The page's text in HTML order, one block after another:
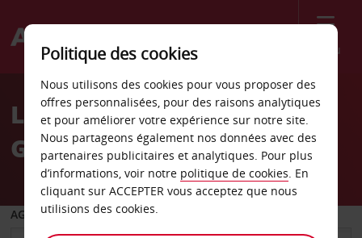
Menu
Welcome
AvisLocation de voiture
Geesthacht
AGENCE DE DÉPART
Politique des cookies
Nous utilisons des cookies pour vous proposer des
offres personnalisées, pour des raisons analytiques
et pour améliorer votre expérience sur notre site.
Nous partageons également nos données avec des
partenaires publicitaires et analytiques. Pour plus
d’informations, voir notre politique de cookies. En
cliquant sur ACCEPTER vous acceptez que nous
utilisions des cookies.